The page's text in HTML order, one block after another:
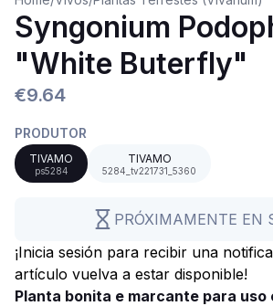
Syngonium
"White Buterfly"
€9.64
PRODUTOR
TIVAMO
ps5284
TIVAMO
5284_tv221731_5360
PRÓXIMAMENTE EN
¡Inicia sesión para recibir una
artículo vuelva a estar disponible!
Planta bonita e marcante para uso